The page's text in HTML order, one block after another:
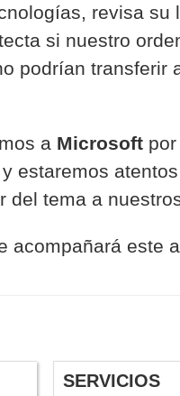
revisa
si nuestro
podrían
a Microsoft
y estaremos
del tema a
acompañará este
SERVICIOS